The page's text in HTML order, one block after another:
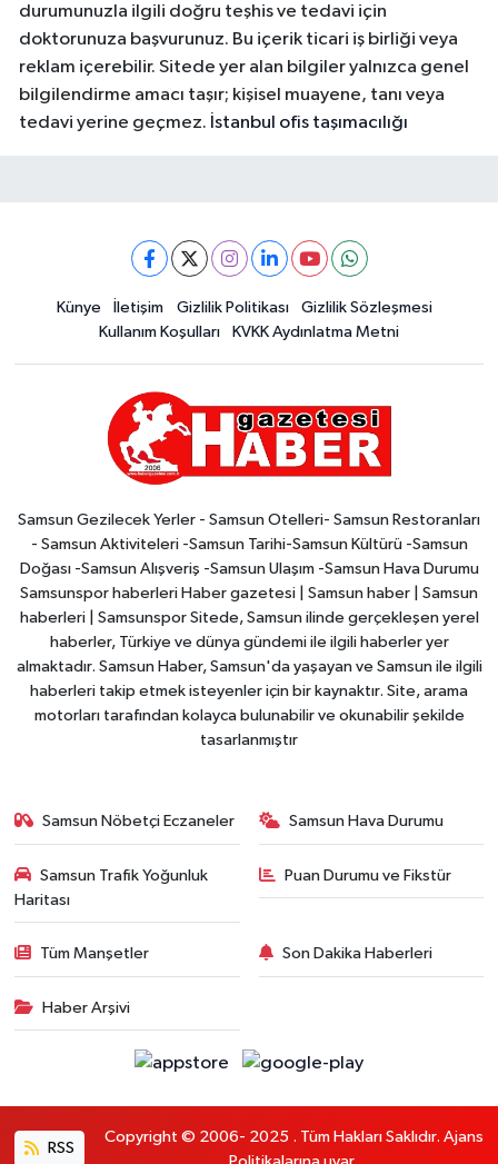
durumunuzla ilgili doğru teşhis ve tedavi için
doktorunuza başvurunuz. Bu içerik ticari iş birliği veya
reklam içerebilir. Sitede yer alan bilgiler yalnızca genel
bilgilendirme amacı taşır; kişisel muayene, tanı veya
tedavi yerine geçmez. İstanbul ofis taşımacılığı
Künye İletişim Gizlilik Politikası
Gizlilik Sözleşmesi
Kullanım Koşulları
KVKK Aydınlatma Metni
Samsun Gezilecek Yerler - Samsun Otelleri- Samsun Restoranları
- Samsun Aktiviteleri -Samsun Tarihi-Samsun Kültürü -Samsun
Doğası -Samsun Alışveriş -Samsun Ulaşım -Samsun Hava Durumu
Samsunspor haberleri Haber gazetesi | Samsun haber | Samsun
haberleri | Samsunspor Sitede, Samsun ilinde gerçekleşen yerel
haberler, Türkiye ve dünya gündemi ile ilgili haberler yer
almaktadır. Samsun Haber, Samsun'da yaşayan ve Samsun ile ilgili
haberleri takip etmek isteyenler için bir kaynaktır. Site, arama
motorları tarafından kolayca bulunabilir ve okunabilir şekilde
tasarlanmıştır
Samsun Nöbetçi Eczaneler Samsun Hava Durumu
Samsun Trafik Yoğunluk
Haritası
Puan Durumu ve Fikstür
Tüm Manşetler Son Dakika Haberleri
Haber Arşivi
RSS
Copyright © 2006- 2025 . Tüm Hakları Saklıdır. Ajans
Politikalarına uyar.